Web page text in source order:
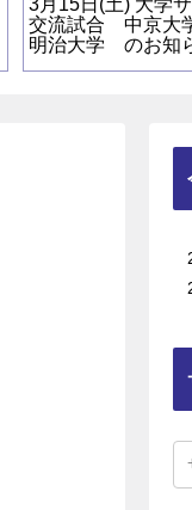
3月15日(土) 大学
交流試合 中京大
明治大学 のお知